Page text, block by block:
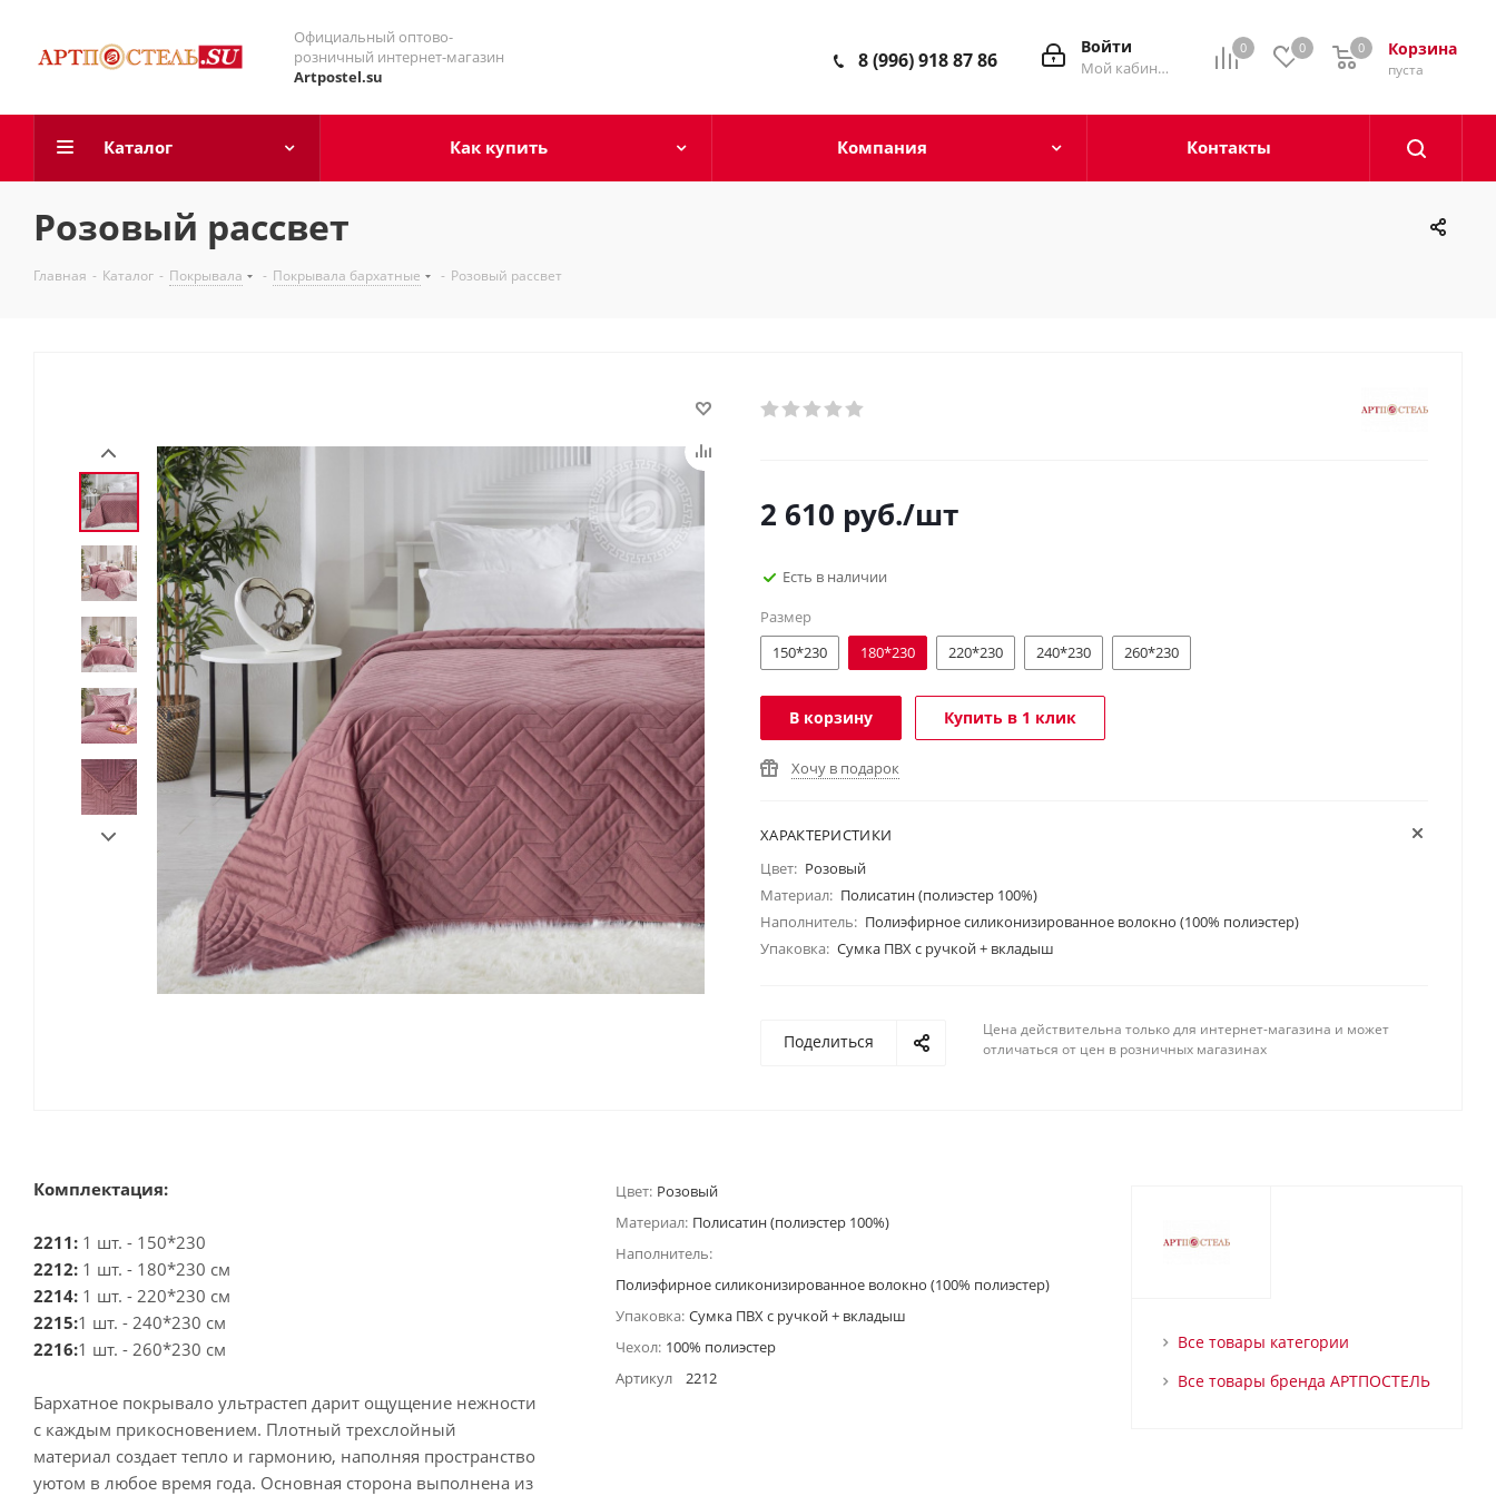
Официальный оптово-
розничный интернет-магазин
Artpostel.su
0 0 Корзина
0
пуста
0
Войти
Мой кабинет
8 (996) 918 87 86
Каталог Как купить Компания Контакты
Розовый рассвет
Главная - Каталог - Покрывала - Покрывала бархатные - Розовый рассвет
2 610 руб./шт
Есть в наличии
Размер
150*230
180*230 220*230 240*230 260*230
В корзину Купить в 1 клик
Хочу в подарок
ХАРАКТЕРИСТИКИ
Цвет: Розовый
Материал: Полисатин (полиэстер 100%)
Наполнитель: Полиэфирное силиконизированное волокно (100% полиэстер)
Упаковка: Сумка ПВХ с ручкой + вкладыш
Поделиться
Цена действительна только для интернет-магазина и может
отличаться от цен в розничных магазинах
Комплектация:
2211: 1 шт. - 150*230
2212: 1 шт. - 180*230 см
2214: 1 шт. - 220*230 см
2215:1 шт. - 240*230 см
2216:1 шт. - 260*230 см
Бархатное покрывало ультрастеп дарит ощущение нежности
с каждым прикосновением. Плотный трехслойный
материал создает тепло и гармонию, наполняя пространство
уютом в любое время года. Основная сторона выполнена из
Цвет: Розовый
Материал: Полисатин (полиэстер 100%)
Наполнитель:
Полиэфирное силиконизированное волокно (100% полиэстер)
Упаковка: Сумка ПВХ с ручкой + вкладыш
Чехол: 100% полиэстер
Артикул
2212
Все товары категории
Все товары бренда АРТПОСТЕЛЬ